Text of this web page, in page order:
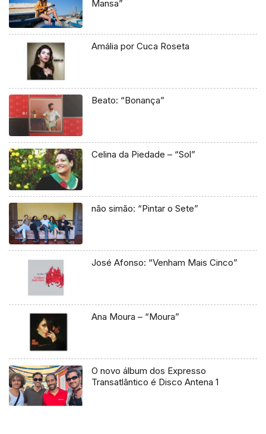
Mansa”
Amália por Cuca Roseta
Beato: “Bonança”
Celina da Piedade – “Sol”
não simão: “Pintar o Sete”
José Afonso: “Venham Mais Cinco”
Ana Moura – “Moura”
O novo álbum dos Expresso
Transatlântico é Disco Antena 1